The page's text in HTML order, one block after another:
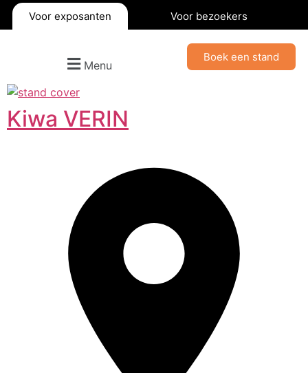
Voor exposanten Voor bezoekers
Menu
Boek een stand
Kiwa VERIN